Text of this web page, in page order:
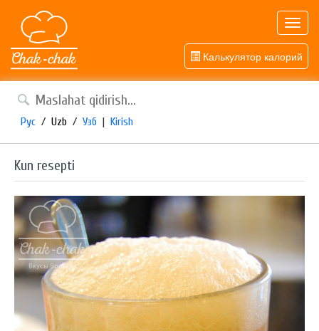
Калькулятор калорий
Рус / Uzb / Узб | Kirish
Kun resepti